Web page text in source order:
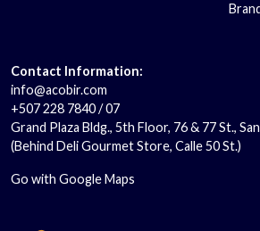
Contact Information:
info@acobir.com
+507 228 7840 / 07
Grand Plaza Bldg., 5th Floor, 76 & 77 St.,
(Behind Deli Gourmet Store, Calle 50 St.)
Go with Google Maps